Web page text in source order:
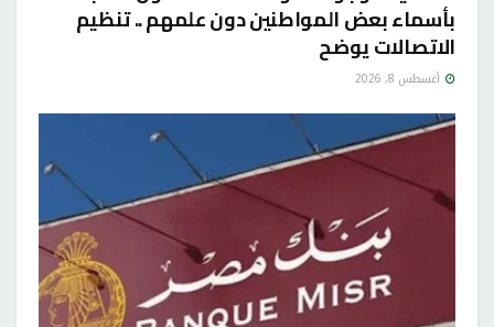
بأسماء بعض المواطنين دون علمهم .. تنظيم
الاتصالات يوضح
أغسطس 8, 2026